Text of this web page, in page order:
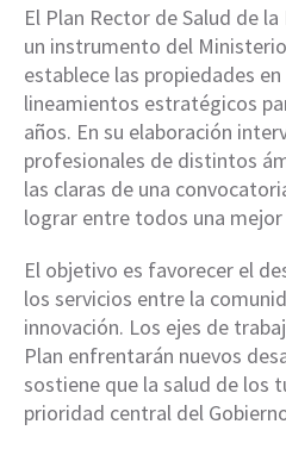
El Plan Rector de Salud de
un instrumento del
establece las propiedades
lineamientos estratégicos
años. En su elaboración
profesionales de distintos
las claras de una
lograr entre todos una mejor
El objetivo es favorecer el
los servicios entre la
innovación. Los ejes de
Plan enfrentarán nuevos
sostiene que la salud de los
prioridad central del